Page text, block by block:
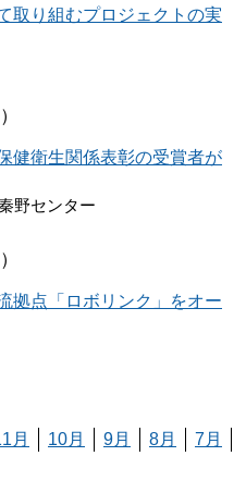
取り組むプロジェクトの実
健衛生関係表彰の受賞者が
野センター
拠点「ロボリンク」をオー
月 10月 9月 8月
7月